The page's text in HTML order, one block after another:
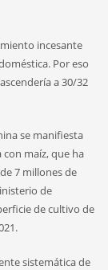
incesante
Por eso
a 30/32
se manifiesta
maíz, que ha
7 millones de
de
de cultivo de
sistemática de